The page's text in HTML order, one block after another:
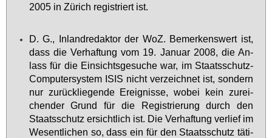
2005 in Zü­rich re­gis­triert ist.
D. G., In­land­re­dak­tor der WoZ. Be­mer­kens­wert ist,
dass die Ver­haf­tung vom 19. Ja­nu­ar 2008, die An­
lass für die Ein­sichts­ge­su­che war, im Staats­schutz-
Com­pu­ter­sys­tem ISIS nicht ver­zeich­net ist, son­dern
nur zu­rück­lie­gen­de Er­eig­nis­se, wo­bei kein zu­rei­
chen­der Grund für die Re­gis­trie­rung durch den
Staats­schutz er­sicht­lich ist. Die Ver­haf­tung ver­lief im
We­sent­li­chen so, dass ein für den Staats­schutz tä­ti­